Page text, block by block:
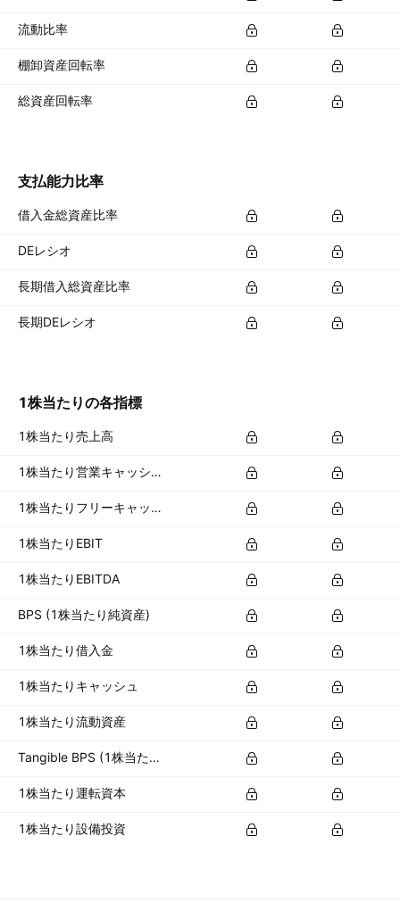
流動比率
棚卸資産回転率
総資産回転率
支払能力比率
借入金総資産比率
DEレシオ
長期借入総資産比率
長期DEレシオ
1株当たりの各指標
1株当たり売上高
1株当たり営業キャッシュフロー
1株当たりフリーキャッシュフロー
1株当たりEBIT
1株当たりEBITDA
BPS (1株当たり純資産)
1株当たり借入金
1株当たりキャッシュ
1株当たり流動資産
Tangible BPS (1株当たり有形資産)
1株当たり運転資本
1株当たり設備投資